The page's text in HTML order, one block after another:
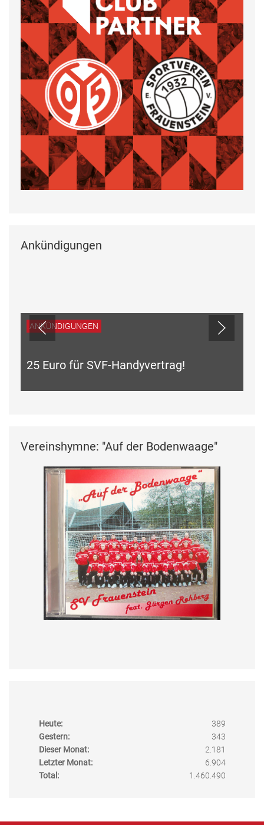
Ankündigungen
ANKÜNDIGUNGEN
25 Euro für SVF-Handyvertrag!
Vereinshymne: "Auf der Bodenwaage"
Heute:
389
Gestern:
343
Dieser Monat:
2.181
Letzter Monat:
6.904
Total:
1.460.490